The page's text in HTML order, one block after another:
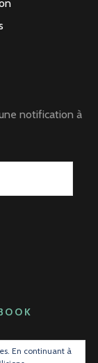
notification à
En continuant à